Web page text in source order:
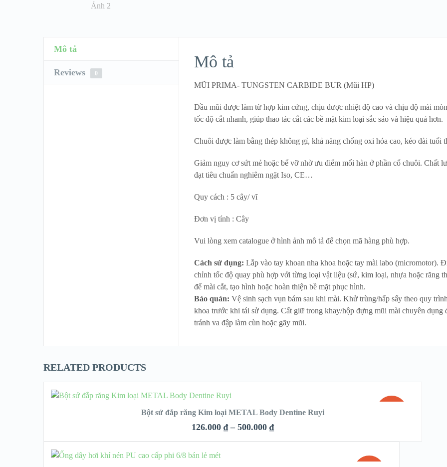
Mô tả
Reviews 0
Mô tả
MŨI PRIMA- TUNGSTEN CARBIDE BUR (Mũi HP)
Đầu mũi được làm từ hợp kim cứng, chịu được nhiệt độ cao và chịu độ mài
tốc độ cắt nhanh, giúp thao tác cắt các bề mặt kim loại sắc sảo và hiệu quả hơn.
Chuôi được làm bằng thép không gỉ, khả năng chống oxi hóa cao, kéo dài tuổi
Giảm nguy cơ sứt mẻ hoặc bể vỡ nhờ ưu điểm mối hàn ở phần cổ chuôi. Chất
đạt tiêu chuẩn nghiêm ngặt Iso, CE…
Quy cách : 5 cây/ vĩ
Đơn vị tính : Cây
Vui lòng xem catalogue ở hình ảnh mô tả để chọn mã hàng phù hợp.
Cách sử dụng: Lắp vào tay khoan nha khoa hoặc tay mài labo (micromotor).
chỉnh tốc độ quay phù hợp với từng loại vật liệu (sứ, kim loại, nhựa hoặc răng
để mài cắt, tạo hình hoặc hoàn thiện bề mặt phục hình.
Bảo quản: Vệ sinh sạch vụn bám sau khi mài. Khử trùng/hấp sấy theo quy
khoa trước khi tái sử dụng. Cất giữ trong khay/hộp đựng mũi mài chuyên dụng
tránh va đập làm cùn hoặc gãy mũi.
RELATED PRODUCTS
CHỌN
Bột sứ đắp răng Kim loại METAL Body Dentine Ruyi
126.000 ₫ – 500.000 ₫
CHỌN